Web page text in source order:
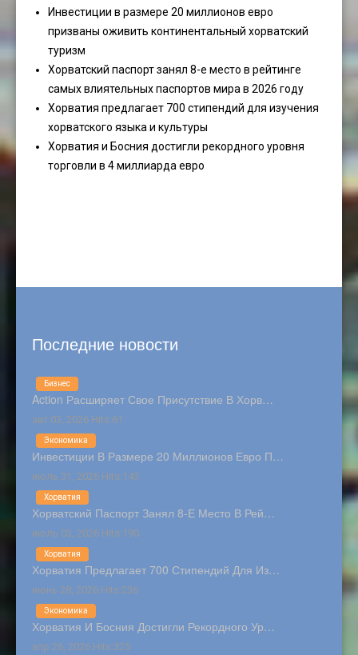
Инвестиции в размере 20 миллионов евро
призваны оживить континентальный хорватский
туризм
Хорватский паспорт занял 8-е место в рейтинге
самых влиятельных паспортов мира в 2026 году
Хорватия предлагает 700 стипендий для изучения
хорватского языка и культуры
Хорватия и Босния достигли рекордного уровня
торговли в 4 миллиарда евро
Последние новости
Action Расширяет Свое Присутствие В Хорв…
авг 03, 2026 Hits:61
Бизнес
Инвестиции В Размере 20 Миллионов Евро П…
июль 31, 2026 Hits:143
Экономика
Хорватский Паспорт Занял 8-Е Место В Рей…
июль 03, 2026 Hits:190
Хорватия
Хорватия Предлагает 700 Стипендий Для Из…
июнь 28, 2026 Hits:236
Хорватия
Хорватия И Босния Достигли Рекордного Ур…
апр 26, 2026 Hits:325
Экономика